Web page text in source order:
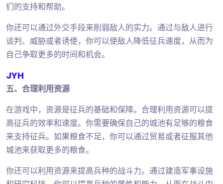
们的支持和帮助。
你还可以通过外交手段来削弱敌人的实力。通过与敌人进行
谈判、威胁或者诱使，你可以使敌人降低征兵速度，从而为
自己争取更多的时间和机会。
JYH
五、合理利用资源
在游戏中，资源是征兵的基础和保障。合理利用资源可以提
高征兵的效率和速度。你需要确保自己的城池有足够的粮食
来支持征兵。如果粮食不足，你可以通过贸易或者征服其他
城池来获取更多的粮食。
你还可以利用资源来提高兵种的战斗力。通过建造军事设施